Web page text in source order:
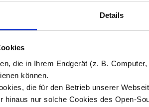
Details
die in Ihrem Endgerät (z. B.
können.
die für den Betrieb unserer
hinaus nur solche Cookies des Open-
di
materiale fotografico sono